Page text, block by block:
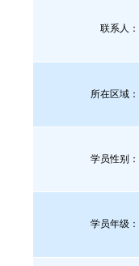
联系人：
所在区域：
学员性别：
学员年级：